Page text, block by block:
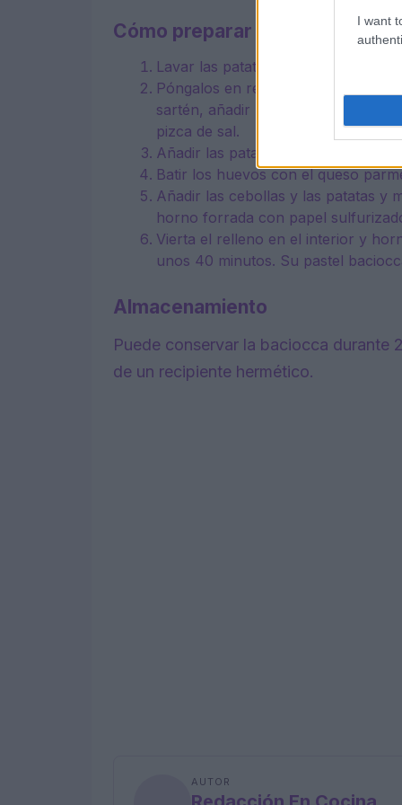
I want
Cómo preparar la Baciocca de
Lavar las patatas, pelarlas y
Póngalos en remojo en un bol con
sartén, añadir las cebollas
pizca de sal.
Añadir las patatas y fríalas durante
Batir los huevos con el queso
Añadir las cebollas y las patatas y
horno forrada con papel
Vierta el relleno en el interior y
unos 40 minutos. Su pastel
Almacenamiento
Puede conservar la baciocca durante
de un recipiente hermético.
AUTOR